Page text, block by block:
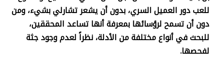
للعب دور العميل السري، بدون أن يشعر تشارلي بشيء، ومن
دون أن تسمح لرؤسائها بمعرفة أنها تساعد المحققين،
للبحث في أنواع مختلفة من الأدلة، نظراً لعدم وجود جثة
لفحصها.